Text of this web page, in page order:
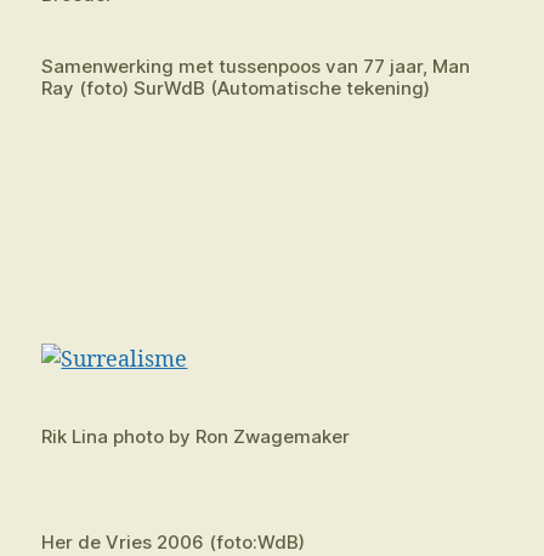
Samenwerking met tussenpoos van 77 jaar, Man
Ray (foto) SurWdB (Automatische tekening)
Rik Lina photo by Ron Zwagemaker
Her de Vries 2006 (foto:WdB)